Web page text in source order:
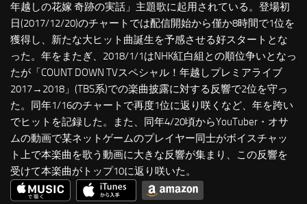
年越しの花嫁 奇跡の実話」主題歌に起用されている。登場初
日(2017/12/20)のチャートでは配信開始から僅か8時間で1位を
獲得し、新たな大ヒット曲誕生を予感させる好スタートとな
った。年をまたぎ、2018/1/1はNHK紅白組との順位争いとなっ
たが「COUNT DOWN TVスペシャル！年越しプレミアライブ
2017→2018」(TBS系)での楽曲披露に対する反響で2位を守っ
た。同年1/16のチャートで再度1位に返り咲くなど、年を跨い
でヒットを記録した。また、同年4/20頃からYouTuber・オサ
ムの動画で某ネットゲームのプレイヤー同士がボイスチャッ
ト上で本楽曲を歌う動画に大きな反響が集まり、この反響を
受けて本楽曲がトップ10に返り咲いた。